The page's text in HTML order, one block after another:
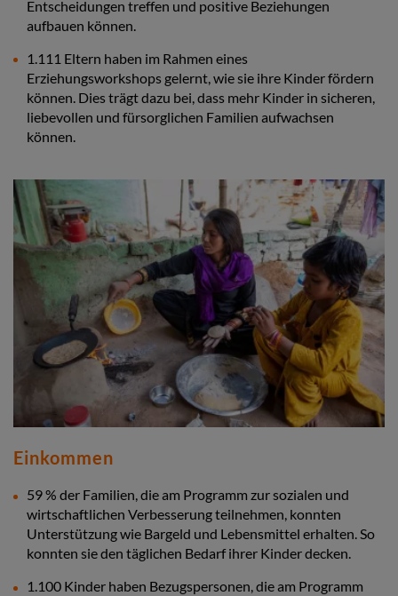
Entscheidungen treffen und positive Beziehungen
aufbauen können.
1.111 Eltern haben im Rahmen eines
Erziehungsworkshops gelernt, wie sie ihre Kinder fördern
können. Dies trägt dazu bei, dass mehr Kinder in sicheren,
liebevollen und fürsorglichen Familien aufwachsen
können.
Einkommen
59 % der Familien, die am Programm zur sozialen und
wirtschaftlichen Verbesserung teilnehmen, konnten
Unterstützung wie Bargeld und Lebensmittel erhalten. So
konnten sie den täglichen Bedarf ihrer Kinder decken.
1.100 Kinder haben Bezugspersonen, die am Programm